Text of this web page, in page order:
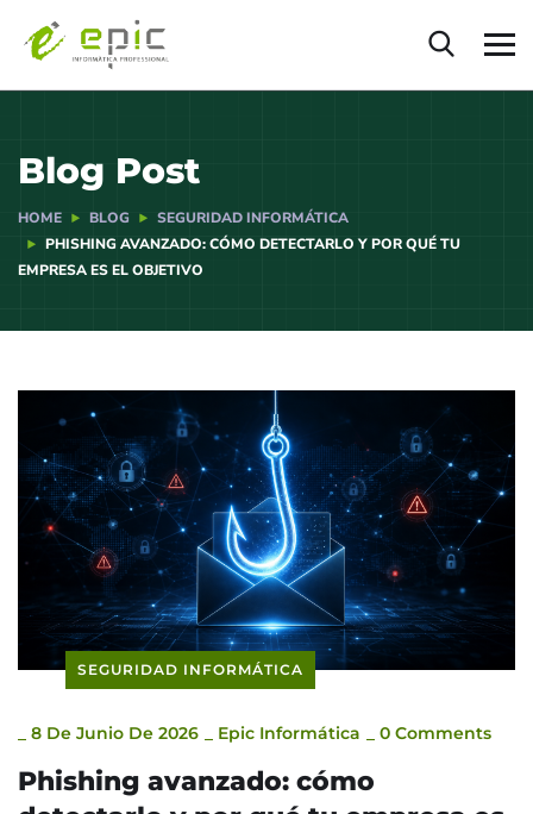
Blog Post
HOME BLOG
SEGURIDAD INFORMÁTICA
PHISHING AVANZADO: CÓMO DETECTARLO Y POR QUÉ TU
EMPRESA ES EL OBJETIVO
SEGURIDAD INFORMÁTICA
8 De Junio De 2026 Epic Informática 0 Comments
Phishing avanzado: cómo